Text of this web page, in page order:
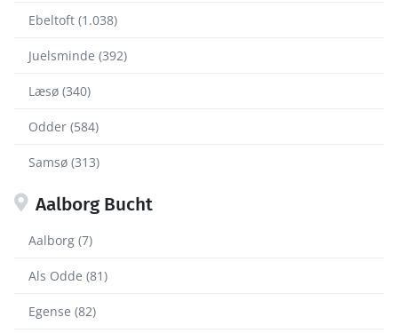
Ebeltoft (1.038)
Juelsminde (392)
Læsø (340)
Odder (584)
Samsø (313)
Aalborg Bucht
Aalborg (7)
Als Odde (81)
Egense (82)